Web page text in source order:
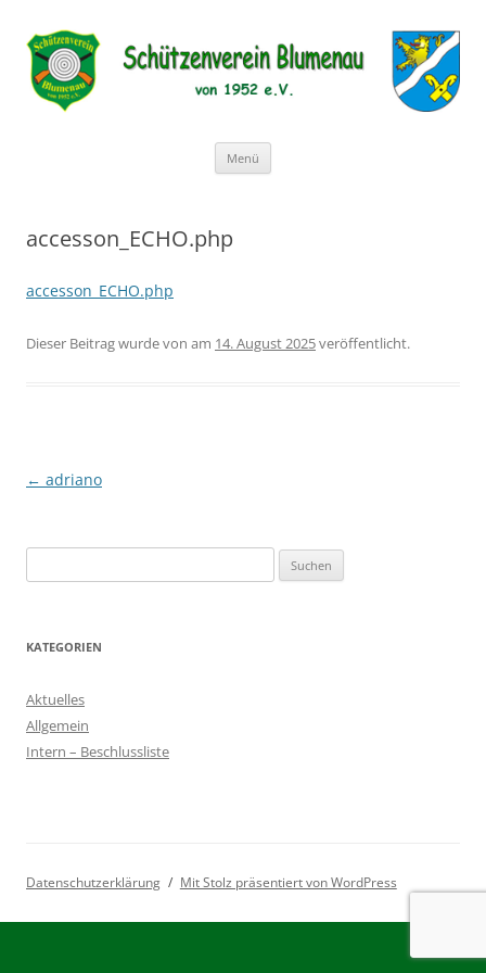
Schützenverein Blumenau von
1952 e.V.
Menü
accesson_ECHO.php
accesson_ECHO.php
Dieser Beitrag wurdevon am 14. August 2025veröffentlicht.
Beitragsnavigation
← adriano
nach:
KATEGORIEN
Aktuelles
Allgemein
Intern – Beschlussliste
Datenschutzerklärung Mit Stolz präsentiert von WordPress